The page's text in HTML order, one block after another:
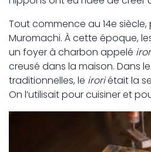
Tout commence au 14e
Muromachi. À cette époque,
un foyer à charbon appelé
creusé dans la maison. Dans
traditionnelles, le iroriétait la
On l’utilisait pour cuisiner et